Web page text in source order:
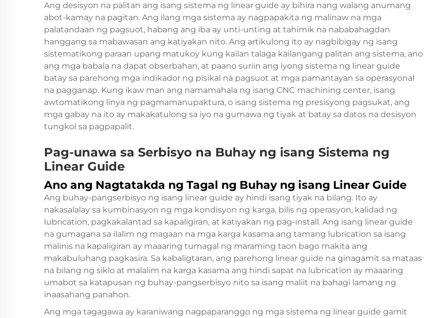
Ang desisyon na palitan ang isang sistema ng linear guide ay bihira nang walang anumang
abot-kamay na pagitan. Ang ilang mga sistema ay nagpapakita ng malinaw na mga
palatandaan ng pagsuot, habang ang iba ay unti-unting at tahimik na nababahagdan
hanggang sa mabawasan ang katiyakan nito. Ang artikulong ito ay nagbibigay ng isang
sistematikong paraan upang matukoy kung kailan talaga kailangang palitan ang sistema, ano
ang mga babala na dapat obserbahan, at paano suriin ang iyong sistema ng linear guide
batay sa parehong mga indikador ng pisikal na pagsuot at mga pamantayan sa operasyonal
na pagganap. Kung ikaw man ang namamahala ng isang CNC machining center, isang
awtomatikong linya ng pagmamanupaktura, o isang sistema ng presisyong pagsukat, ang
mga gabay na ito ay makakatulong sa iyo na gumawa ng tiyak at batay sa datos na desisyon
tungkol sa pagpapalit.
Pag-unawa sa Serbisyo na Buhay ng isang Sistema ng
Linear Guide
Ano ang Nagtatakda ng Tagal ng Buhay ng isang Linear Guide
Ang buhay-pangserbisyo ng isang linear guide ay hindi isang tiyak na bilang. Ito ay
nakasalalay sa kumbinasyon ng mga kondisyon ng karga, bilis ng operasyon, kalidad ng
lubrication, pagkakalantad sa kapaligiran, at katiyakan ng pag-install. Ang isang linear guide
na gumagana sa ilalim ng magaan na mga karga kasama ang tamang lubrication sa isang
malinis na kapaligiran ay maaaring tumagal ng maraming taon bago makita ang
makabuluhang pagkasira. Sa kabaligtaran, ang parehong linear guide na ginagamit sa mataas
na bilang ng siklo at malalim na karga kasama ang hindi sapat na lubrication ay maaaring
umabot sa katapusan ng buhay-pangserbisyo nito sa isang maliit na bahagi lamang ng
inaasahang panahon.
Ang mga tagagawa ay karaniwang nagpaparanggo ng mga sistema ng linear guide gamit